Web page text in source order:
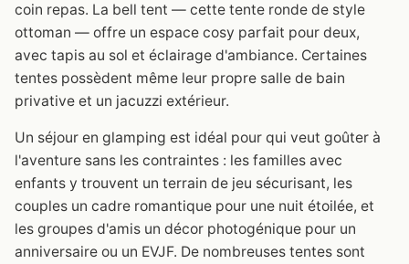
coin repas. La bell tent — cette tente ronde de style
ottoman — offre un espace cosy parfait pour deux,
avec tapis au sol et éclairage d'ambiance. Certaines
tentes possèdent même leur propre salle de bain
privative et un jacuzzi extérieur.
Un séjour en glamping est idéal pour qui veut goûter à
l'aventure sans les contraintes : les familles avec
enfants y trouvent un terrain de jeu sécurisant, les
couples un cadre romantique pour une nuit étoilée, et
les groupes d'amis un décor photogénique pour un
anniversaire ou un EVJF. De nombreuses tentes sont